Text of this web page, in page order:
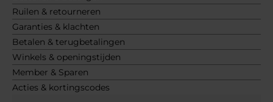
Ruilen & retourneren
Garanties & klachten
Betalen & terugbetalingen
Winkels & openingstijden
Member & Sparen
Acties & kortingscodes